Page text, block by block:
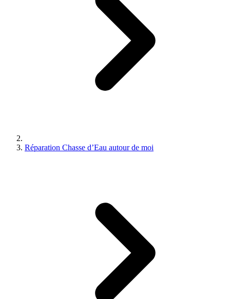
Réparation Chasse d’Eau autour de moi